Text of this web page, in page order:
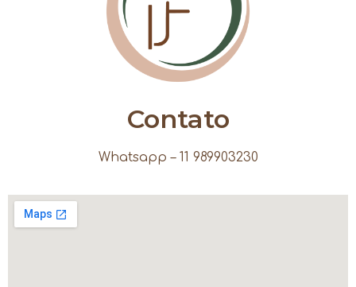
Contato
Whatsapp – 11 989903230